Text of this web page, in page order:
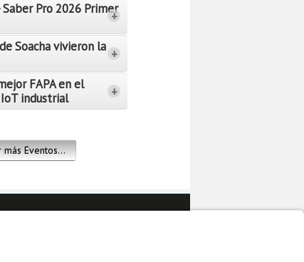
Pro 2026 Primer
+
Soacha vivieron la +
FAPA en el
industrial
+
más Eventos...